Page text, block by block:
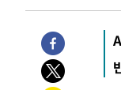
44.53%
-23961초 전 >[속보
-23768초 전 >
[속
45.71%
-23670초 전 >
[속
46.35%
-23467초 전 >
[속